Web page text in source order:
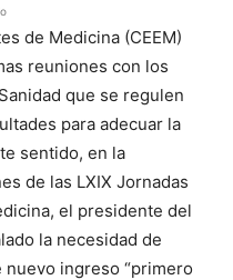
de Medicina (CEEM)
reuniones con los
que se regulen
para adecuar la
sentido, en la
de las LXIX Jornadas
el presidente del
la necesidad de
ingreso “primero